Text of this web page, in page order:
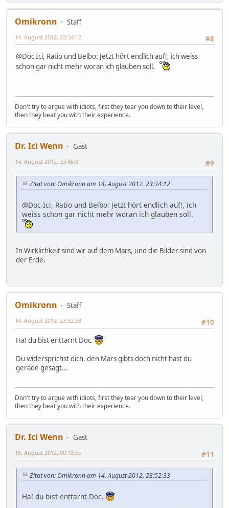
Omikronn
Staff
#8
14. August 2012, 23:34:12
@Doc Ici, Ratio und Belbo: Jetzt hört endlich auf!, ich weiss
schon gar nicht mehr woran ich glauben soll.
Don't try to argue with idiots, first they tear you down to their level,
then they beat you with their experience.
Dr. Ici Wenn
Gast
#9
14. August 2012, 23:46:01
Zitat von: Omikronn am 14. August 2012, 23:34:12
@Doc Ici, Ratio und Belbo: Jetzt hört endlich auf!, ich
weiss schon gar nicht mehr woran ich glauben soll.
In Wirklichkeit sind wir auf dem Mars, und die Bilder sind von
der Erde.
Omikronn
Staff
#10
14. August 2012, 23:52:33
Ha! du bist enttarnt Doc.
Du widersprichst dich, den Mars gibts doch nicht hast du
gerade gesagt...
Don't try to argue with idiots, first they tear you down to their level,
then they beat you with their experience.
Dr. Ici Wenn
Gast
#11
15. August 2012, 00:13:55
Zitat von: Omikronn am 14. August 2012, 23:52:33
Ha! du bist enttarnt Doc.